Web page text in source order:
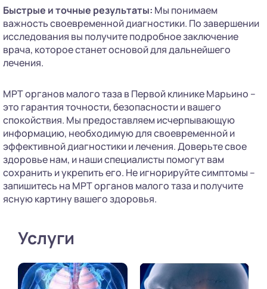
Быстрые и точные результаты: Мы понимаем
важность своевременной диагностики. По завершении
исследования вы получите подробное заключение
врача, которое станет основой для дальнейшего
лечения.
МРТ органов малого таза в Первой клинике Марьино –
это гарантия точности, безопасности и вашего
спокойствия. Мы предоставляем исчерпывающую
информацию, необходимую для своевременной и
эффективной диагностики и лечения. Доверьте свое
здоровье нам, и наши специалисты помогут вам
сохранить и укрепить его. Не игнорируйте симптомы –
запишитесь на МРТ органов малого таза и получите
ясную картину вашего здоровья.
Услуги